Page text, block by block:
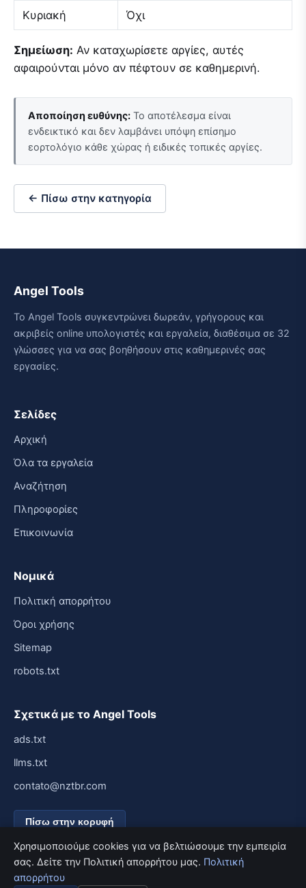
Κυριακή Όχι
Σημείωση: Αν καταχωρίσετε αργίες, αυτές
αφαιρούνται μόνο αν πέφτουν σε καθημερινή.
Αποποίηση ευθύνης: Το αποτέλεσμα είναι
ενδεικτικό και δεν λαμβάνει υπόψη επίσημο
εορτολόγιο κάθε χώρας ή ειδικές τοπικές αργίες.
← Πίσω στην κατηγορία
Angel Tools
Το Angel Tools συγκεντρώνει δωρεάν, γρήγορους και
ακριβείς online υπολογιστές και εργαλεία, διαθέσιμα σε 32
γλώσσες για να σας βοηθήσουν στις καθημερινές σας
εργασίες.
Σελίδες
Αρχική
Όλα τα εργαλεία
Αναζήτηση
Πληροφορίες
Επικοινωνία
Νομικά
Πολιτική απορρήτου
Όροι χρήσης
Sitemap
robots.txt
Σχετικά με το Angel Tools
ads.txt
llms.txt
contato@nztbr.com
Πίσω στην κορυφή
© 2026 Angel Tools. Με την επιφύλαξη παντός δικαιώματος.
Χρησιμοποιούμε cookies για να βελτιώσουμε την εμπειρία
σας. Δείτε την Πολιτική απορρήτου μας. Πολιτική
απορρήτου